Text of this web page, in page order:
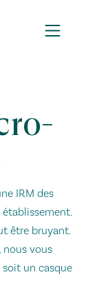
IRM des
être bruyant.
nous vous
soit un casque